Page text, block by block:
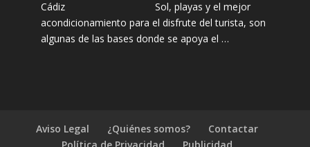
Sol, playas y el mejor
acondicionamiento para el disfrute del turista, son
algunas de las bases donde se apoya el …
Aviso Legal ¿Quiénes somos?
Contactar
Política de Privacidad
Publicidad